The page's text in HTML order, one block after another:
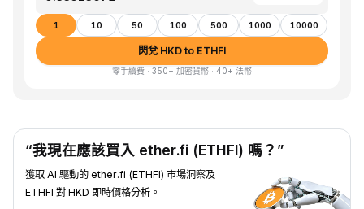
1 10 50 100 500 1000 10000
閃兌 HKD to ETHFI
零手續費 · 350+ 加密貨幣 · 40+ 法幣
“我現在應該買入 ether.fi (ETHFI) 嗎？”
獲取 AI 驅動的 ether.fi (ETHFI) 市場洞察及
ETHFI 對 HKD 即時價格分析。